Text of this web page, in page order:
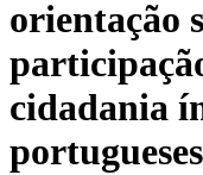
orientação
cidadania
portugueses